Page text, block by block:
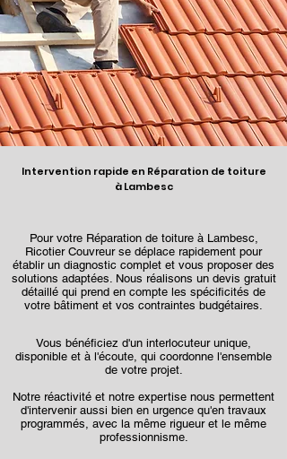
Intervention rapide en Réparation de toiture
à Lambesc
Pour votre Réparation de toiture à Lambesc,
Ricotier Couvreur se déplace rapidement pour
établir un diagnostic complet et vous proposer des
solutions adaptées. Nous réalisons un devis gratuit
détaillé qui prend en compte les spécificités de
votre bâtiment et vos contraintes budgétaires.
Vous bénéficiez d'un interlocuteur unique,
disponible et à l'écoute, qui coordonne l'ensemble
de votre projet.
Notre réactivité et notre expertise nous permettent
d'intervenir aussi bien en urgence qu'en travaux
programmés, avec la même rigueur et le même
professionnisme.